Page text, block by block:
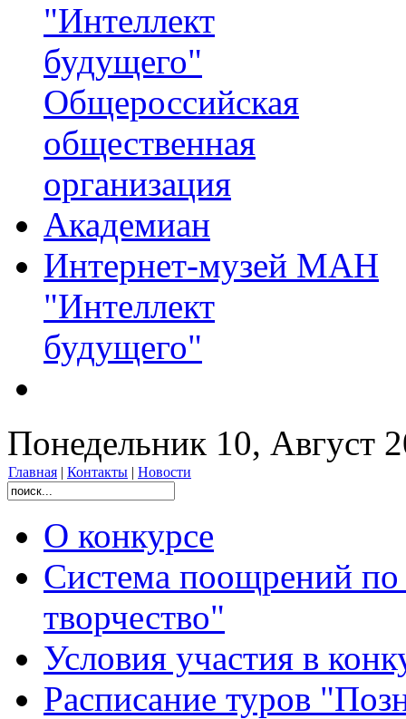
"Интеллект
будущего"
Общероссийская
общественная
организация
Академиан
Интернет-музей МАН
"Интеллект
будущего"
Понедельник 10, Август
Главная | Контакты | Новости
О конкурсе
Система поощрений
творчество"
Условия участия в
Расписание туров